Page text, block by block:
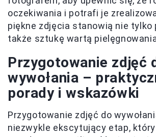
oczekiwania i potrafi je
piękne zdjęcia stanowią nie tylko
także sztukę wartą
Przygotowanie zdjęć
wywołania –
porady i wskazówki
Przygotowanie zdjęć do
niezwykle ekscytujący etap,